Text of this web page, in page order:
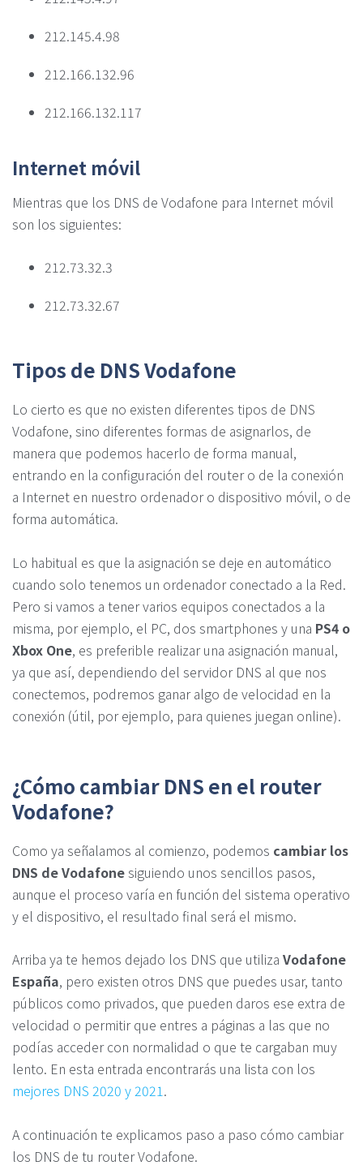
212.145.4.98
212.166.132.96
212.166.132.117
Internet móvil
Mientras que los DNS de Vodafone para Internet móvil
son los siguientes:
212.73.32.3
212.73.32.67
Tipos de DNS Vodafone
Lo cierto es que no existen diferentes tipos de DNS
Vodafone, sino diferentes formas de asignarlos, de
manera que podemos hacerlo de forma manual,
entrando en la configuración del router o de la conexión
a Internet en nuestro ordenador o dispositivo móvil, o de
forma automática.
Lo habitual es que la asignación se deje en automático
cuando solo tenemos un ordenador conectado a la Red.
Pero si vamos a tener varios equipos conectados a la
misma, por ejemplo, el PC, dos smartphones y una PS4 o
Xbox One, es preferible realizar una asignación manual,
ya que así, dependiendo del servidor DNS al que nos
conectemos, podremos ganar algo de velocidad en la
conexión (útil, por ejemplo, para quienes juegan online).
¿Cómo cambiar DNS en el router
Vodafone?
Como ya señalamos al comienzo, podemos cambiar los
DNS de Vodafonesiguiendo unos sencillos pasos,
aunque el proceso varía en función del sistema operativo
y el dispositivo, el resultado final será el mismo.
Arriba ya te hemos dejado los DNS que utiliza Vodafone
España, pero existen otros DNS que puedes usar, tanto
públicos como privados, que pueden daros ese extra de
velocidad o permitir que entres a páginas a las que no
podías acceder con normalidad o que te cargaban muy
lento. En esta entrada encontrarás una lista con los
mejores DNS 2020 y 2021.
A continuación te explicamos paso a paso cómo cambiar
los DNS de tu router Vodafone.